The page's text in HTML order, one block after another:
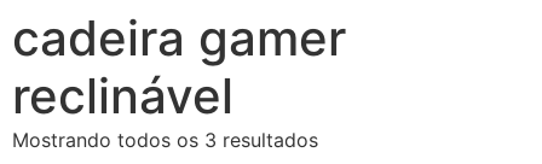
cadeira gamer
reclinável
Mostrando todos os 3 resultados